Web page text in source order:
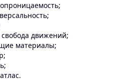
движений;
материалы;